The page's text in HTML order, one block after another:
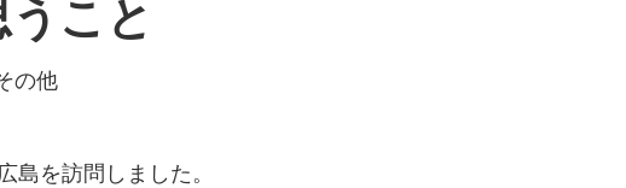
こと
の他
島を訪問しました。